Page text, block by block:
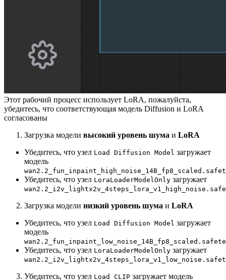
Этот рабочий процесс использует LoRA, пожалуйста,
убедитесь, что соответствующая модель Diffusion и LoRA
согласованы
Загрузка модели высокий уровень шума и LoRA
Убедитесь, что узел Load Diffusion Model загружает
модель
Убедитесь, что узел LoraLoaderModelOnly загружает
Загрузка модели низкий уровень шума и LoRA
Убедитесь, что узел Load Diffusion Model загружает
модель
Убедитесь, что узел LoraLoaderModelOnly загружает
Убедитесь, что узел Load CLIP загружает модель